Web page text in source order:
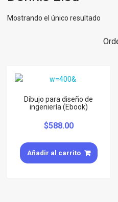
Mostrando el único resultado
Dibujo para diseño de
ingeniería (Ebook)
$588.00
Añadir al carrito